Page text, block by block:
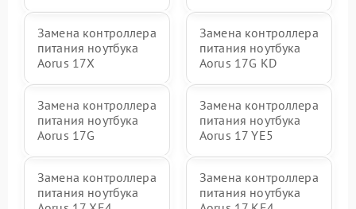
Замена контроллера
питания ноутбука
Aorus 17X
Замена контроллера
питания ноутбука
Aorus 17G KD
Замена контроллера
питания ноутбука
Aorus 17G
Замена контроллера
питания ноутбука
Aorus 17 YE5
Замена контроллера
питания ноутбука
Замена контроллера
питания ноутбука